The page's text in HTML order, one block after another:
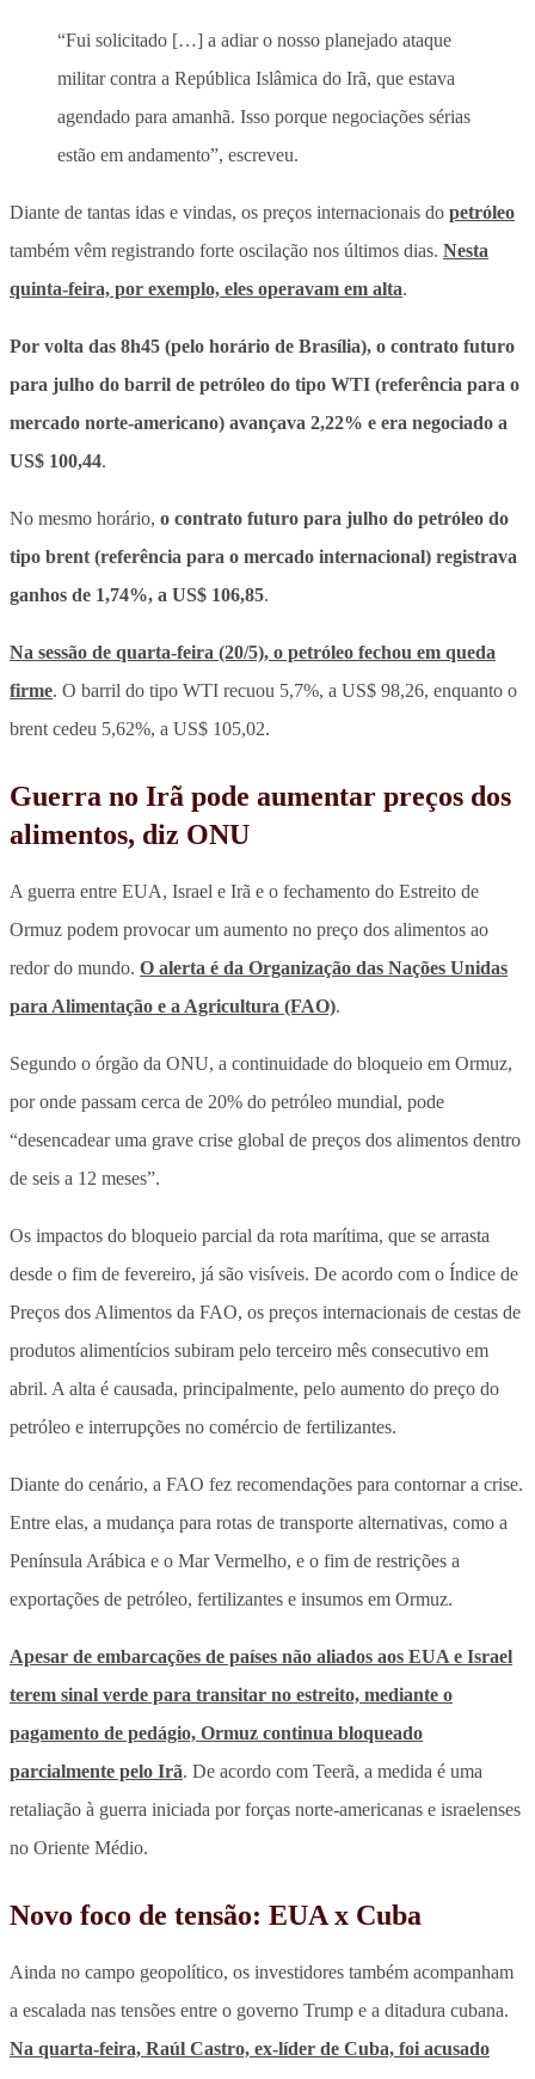
“Fui solicitado […] a adiar o nosso planejado ataque
militar contra a República Islâmica do Irã, que estava
agendado para amanhã. Isso porque negociações sérias
estão em andamento”, escreveu.
Diante de tantas idas e vindas, os preços internacionais do petróleo
também vêm registrando forte oscilação nos últimos dias. Nesta
quinta-feira, por exemplo, eles operavam em alta.
Por volta das 8h45 (pelo horário de Brasília), o contrato futuro
para julho do barril de petróleo do tipo WTI (referência para o
mercado norte-americano) avançava 2,22% e era negociado a
US$ 100,44.
No mesmo horário, o contrato futuro para julho do petróleo do
tipo brent (referência para o mercado internacional) registrava
ganhos de 1,74%, a US$ 106,85.
Na sessão de quarta-feira (20/5), o petróleo fechou em queda
firme. O barril do tipo WTI recuou 5,7%, a US$ 98,26, enquanto o
brent cedeu 5,62%, a US$ 105,02.
Guerra no Irã pode aumentar preços dos
alimentos, diz ONU
A guerra entre EUA, Israel e Irã e o fechamento do Estreito de
Ormuz podem provocar um aumento no preço dos alimentos ao
redor do mundo. O alerta é da Organização das Nações Unidas
para Alimentação e a Agricultura (FAO).
Segundo o órgão da ONU, a continuidade do bloqueio em Ormuz,
por onde passam cerca de 20% do petróleo mundial, pode
“desencadear uma grave crise global de preços dos alimentos dentro
de seis a 12 meses”.
Os impactos do bloqueio parcial da rota marítima, que se arrasta
desde o fim de fevereiro, já são visíveis. De acordo com o Índice de
Preços dos Alimentos da FAO, os preços internacionais de cestas de
produtos alimentícios subiram pelo terceiro mês consecutivo em
abril. A alta é causada, principalmente, pelo aumento do preço do
petróleo e interrupções no comércio de fertilizantes.
Diante do cenário, a FAO fez recomendações para contornar a crise.
Entre elas, a mudança para rotas de transporte alternativas, como a
Península Arábica e o Mar Vermelho, e o fim de restrições a
exportações de petróleo, fertilizantes e insumos em Ormuz.
Apesar de embarcações de países não aliados aos EUA e Israel
terem sinal verde para transitar no estreito, mediante o
pagamento de pedágio, Ormuz continua bloqueado
parcialmente pelo Irã. De acordo com Teerã, a medida é uma
retaliação à guerra iniciada por forças norte-americanas e israelenses
no Oriente Médio.
Novo foco de tensão: EUA x Cuba
Ainda no campo geopolítico, os investidores também acompanham
a escalada nas tensões entre o governo Trump e a ditadura cubana.
Na quarta-feira, Raúl Castro, ex-líder de Cuba, foi acusado